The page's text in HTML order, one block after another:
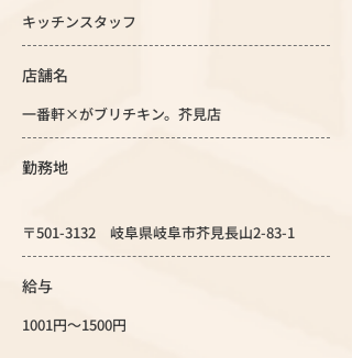
キッチンスタッフ
店舗名
一番軒×がブリチキン。芥見店
勤務地
〒501-3132 岐阜県岐阜市芥見長山2-83-1
給与
1001円～1500円